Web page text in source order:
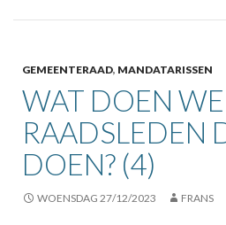
GEMEENTERAAD, MANDATARISSEN
WAT DOEN
RAADSLEDEN
DOEN? (4)
WOENSDAG 27/12/2023 FRANS